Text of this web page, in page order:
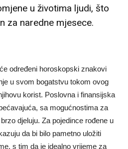
u životima ljudi, što
za naredne mjesece.
određeni horoskopski znakovi
u svom bogatstvu tokom ovog
korist. Poslovna i finansijska
sa mogućnostima za
djeluju. Za pojedince rođene u
da bi bilo pametno uložiti
s tim da je idealno vrijeme za